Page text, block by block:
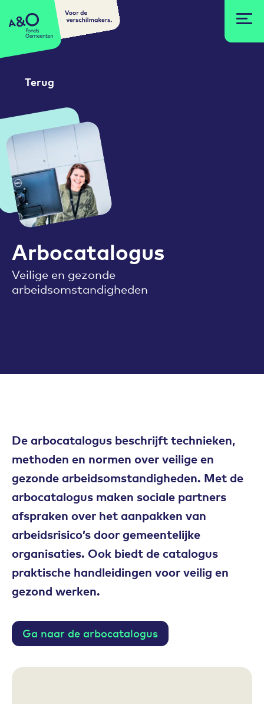
A&O fonds Gemeenten
Voor de
verschilmakers.
Terug
Arbocatalogus
Veilige en gezonde
arbeidsomstandigheden
De arbocatalogus beschrijft technieken,
methoden en normen over veilige en
gezonde arbeidsomstandigheden. Met de
arbocatalogus maken sociale partners
afspraken over het aanpakken van
arbeidsrisico’s door gemeentelijke
organisaties. Ook biedt de catalogus
praktische handleidingen voor veilig en
gezond werken.
Ga naar de arbocatalogus